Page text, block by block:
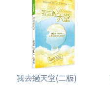
我去過天堂(二版)